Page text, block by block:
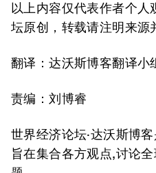
以上内容仅代表作者个
坛原创，转载请注明来源
翻译：达沃斯博客翻译小
责编：刘博睿
世界经济论坛·达沃斯博
旨在集合各方观点,讨论